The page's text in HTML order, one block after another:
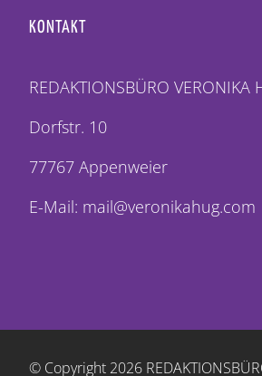
KONTAKT
REDAKTIONSBÜRO VERONIKA
Dorfstr. 10
77767 Appenweier
E-Mail: mail@veronikahug.com
© Copyright 2026